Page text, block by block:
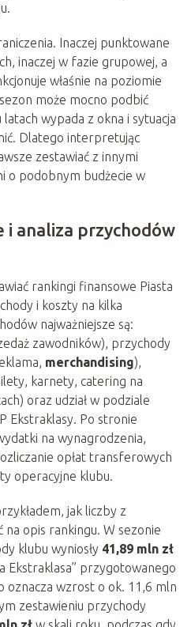
Inaczej punktowane
inaczej w fazie grupowej, a
właśnie na poziomie
może mocno podbić
wypada z okna i sytuacja
Dlatego interpretując
zestawiać z innymi
o podobnym budżecie w
i analiza przychodów
rankingi finansowe Piasta
i koszty na kilka
najważniejsze są:
zawodników), przychody
merchandising),
karnety, catering na
oraz udział w podziale
Ekstraklasy. Po stronie
na wynagrodzenia,
opłat transferowych
operacyjne klubu.
jak liczby z
opis rankingu. W sezonie
klubu wyniosły 41,89 mln zł
Ekstraklasa” przygotowanego
oznacza wzrost o ok. 11,6 mln
zestawieniu przychody